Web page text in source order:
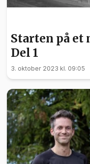
Starten på
Del 1
3. oktober 2023 kl. 09:05